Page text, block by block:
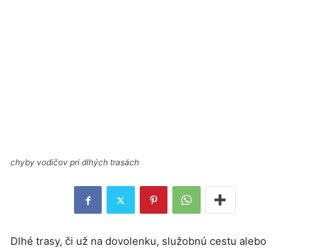
chyby vodičov pri dlhých trasách
Dlhé trasy, či už na dovolenku, služobnú cestu alebo